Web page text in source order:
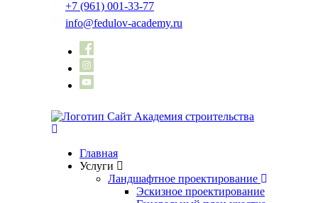
+7 (961) 001-33-77
info@fedulov-academy.ru
Главная
Услуги
Ландшафтное проектирование
Эскизное проектирование